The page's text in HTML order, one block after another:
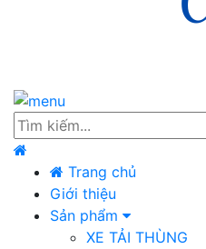
Trang chủ
Giới thiệu
Sản phẩm
XE TẢI THÙNG